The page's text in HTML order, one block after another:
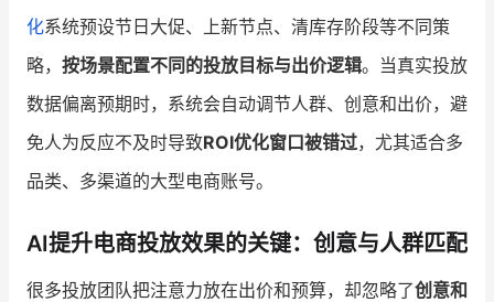
化系统预设节日大促、上新节点、清库存阶段等不同策
略， 按场景配置不同的投放目标与出价逻辑。当真实投放
数据偏离预期时，系统会自动调节人群、创意和出价，避
免人为反应不及时导致ROI优化窗口被错过，尤其适合多
品类、多渠道的大型电商账号。
AI提升电商投放效果的关键：创意与人群匹配
很多投放团队把注意力放在出价和预算，却忽略了创意和